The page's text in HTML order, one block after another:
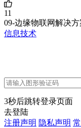
11
09-边缘物联网解决
信息技术
3秒后跳转登录页面
去登陆
注册声明 隐私声明